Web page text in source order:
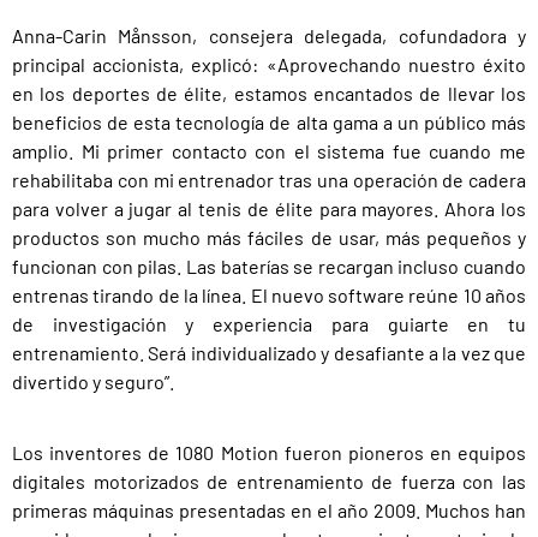
Anna-Carin Månsson, consejera delegada, cofundadora y
principal accionista, explicó: «Aprovechando nuestro éxito
en los deportes de élite, estamos encantados de llevar los
beneficios de esta tecnología de alta gama a un público más
amplio. Mi primer contacto con el sistema fue cuando me
rehabilitaba con mi entrenador tras una operación de cadera
para volver a jugar al tenis de élite para mayores. Ahora los
productos son mucho más fáciles de usar, más pequeños y
funcionan con pilas. Las baterías se recargan incluso cuando
entrenas tirando de la línea. El nuevo software reúne 10 años
de investigación y experiencia para guiarte en tu
entrenamiento. Será individualizado y desafiante a la vez que
divertido y seguro”.
Los inventores de 1080 Motion fueron pioneros en equipos
digitales motorizados de entrenamiento de fuerza con las
primeras máquinas presentadas en el año 2009. Muchos han